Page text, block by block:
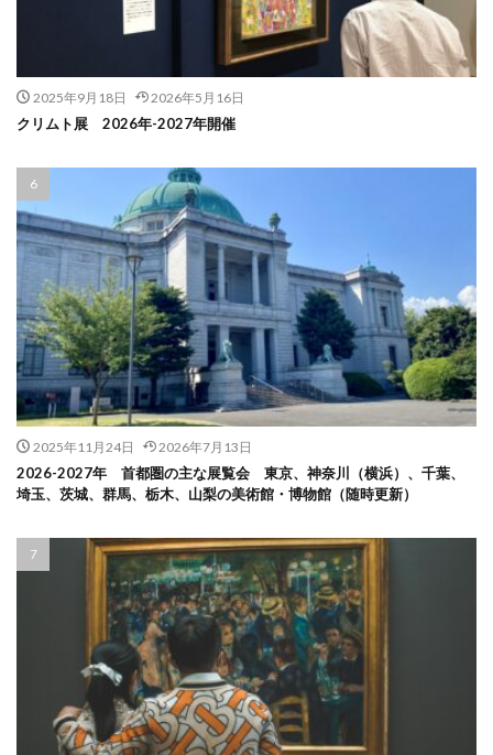
2025年9月18日 2026年5月16日
クリムト展 2026年-2027年開催
2025年11月24日 2026年7月13日
2026-2027年 首都圏の主な展覧会 東京、神奈川（横浜）、千葉、
埼玉、茨城、群馬、栃木、山梨の美術館・博物館（随時更新）